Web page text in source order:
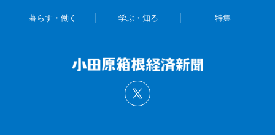
暮らす・働く 学ぶ・知る 特集